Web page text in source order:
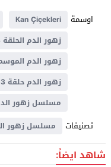
اوسمة
Kan Çiçekleri
زهور الدم الحلقة 53
زهور الدم الموسم
زهور الدم حلقة 53
مسلسل زهور الدم
تصنيفات مسلسل زهور
شاهد ايضاً: